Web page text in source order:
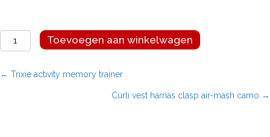
vest
clasp
Toevoegen aan winkelwagen
Posts
← Trixie activity memory trainer
Curli vest harnas clasp air-mash camo →